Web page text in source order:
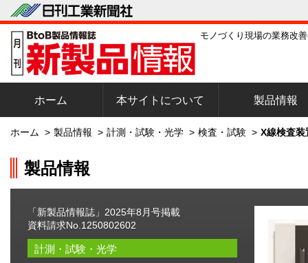
モノづくり現場の業務改
ホーム 本サイトについて 製品情報
ホーム > 製品情報 > 計測・試験・光学 > 検査・試験 > X線検査
製品情報
「新製品情報誌」2025年8月号掲載
資料請求No.1250802602
計測・試験・光学